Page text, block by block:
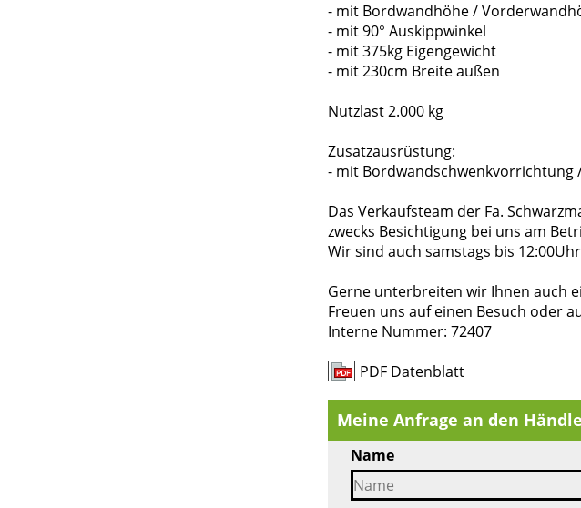
- mit Bordwandhöhe /
- mit 90° Auskippwinkel
- mit 375kg Eigengewicht
- mit 230cm Breite außen
Nutzlast 2.000 kg
Zusatzausrüstung:
- mit Bordwandschwenkvorrichtung
Das Verkaufsteam der Fa.
zwecks Besichtigung bei uns am
Wir sind auch samstags bis
Gerne unterbreiten wir Ihnen auch
Freuen uns auf einen Besuch oder
Interne Nummer: 72407
PDF Datenblatt
Meine Anfrage an den
Name